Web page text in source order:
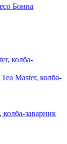
Бонна
колба-заварник